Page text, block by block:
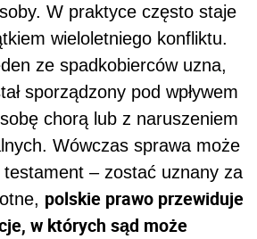
W praktyce często staje
wieloletniego konfliktu.
ze spadkobierców uzna,
sporządzony pod wpływem
chorą lub z naruszeniem
Wówczas sprawa może
– zostać uznany za
polskie prawo przewiduje
w których sąd może